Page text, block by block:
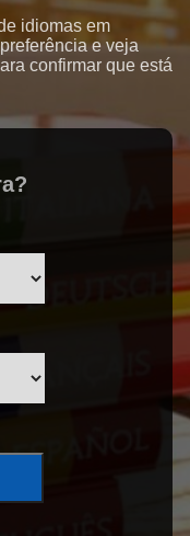
idiomas em
e veja
confirmar que está